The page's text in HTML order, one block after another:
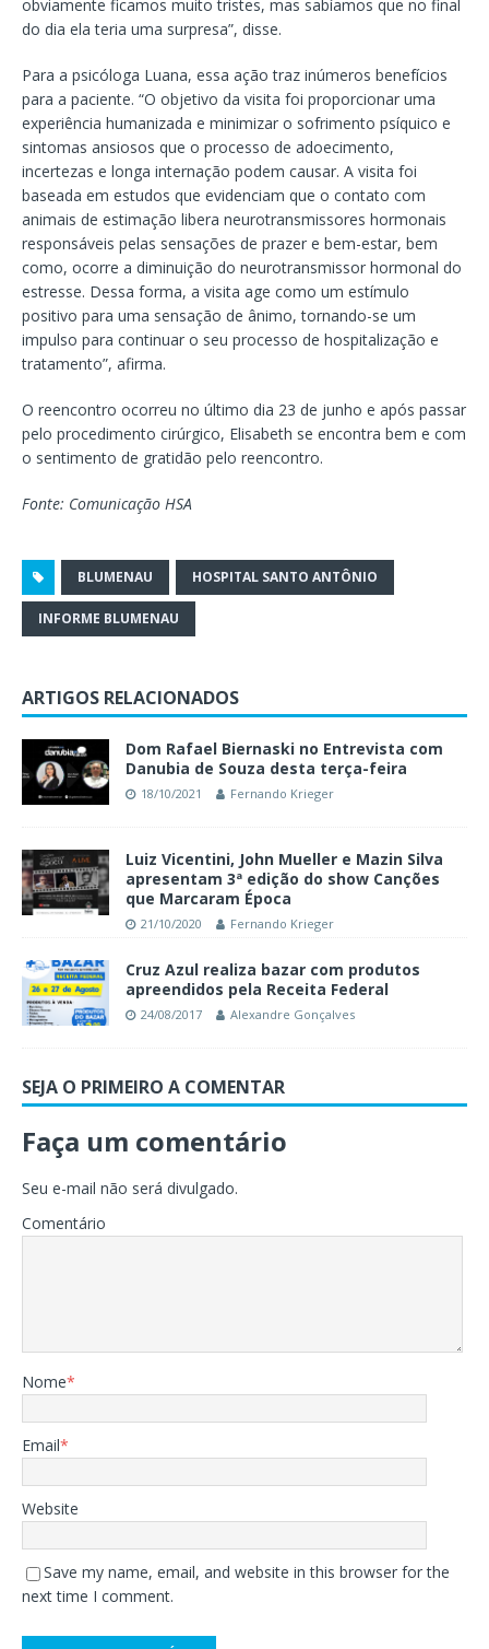
obviamente ficamos muito tristes, mas sabíamos que no final
do dia ela teria uma surpresa”, disse.
Para a psicóloga Luana, essa ação traz inúmeros benefícios
para a paciente. “O objetivo da visita foi proporcionar uma
experiência humanizada e minimizar o sofrimento psíquico e
sintomas ansiosos que o processo de adoecimento,
incertezas e longa internação podem causar. A visita foi
baseada em estudos que evidenciam que o contato com
animais de estimação libera neurotransmissores hormonais
responsáveis pelas sensações de prazer e bem-estar, bem
como, ocorre a diminuição do neurotransmissor hormonal do
estresse. Dessa forma, a visita age como um estímulo
positivo para uma sensação de ânimo, tornando-se um
impulso para continuar o seu processo de hospitalização e
tratamento”, afirma.
O reencontro ocorreu no último dia 23 de junho e após passar
pelo procedimento cirúrgico, Elisabeth se encontra bem e com
o sentimento de gratidão pelo reencontro.
Fonte: Comunicação HSA
BLUMENAU HOSPITAL SANTO ANTÔNIO
INFORME BLUMENAU
ARTIGOS RELACIONADOS
Dom Rafael Biernaski no Entrevista com
Danubia de Souza desta terça-feira
18/10/2021 Fernando Krieger
Luiz Vicentini, John Mueller e Mazin Silva
apresentam 3ª edição do show Canções
que Marcaram Época
21/10/2020 Fernando Krieger
Cruz Azul realiza bazar com produtos
apreendidos pela Receita Federal
24/08/2017 Alexandre Gonçalves
SEJA O PRIMEIRO A COMENTAR
Faça um comentário
Seu e-mail não será divulgado.
Comentário
Nome*
Email*
Website
Save my name, email, and website in this browser for the
next time I comment.